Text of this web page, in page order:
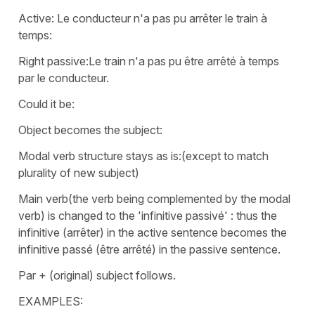
Active: Le conducteur n'a pas pu arrêter le train à
temps:
Right passive:Le train n'a pas pu être arrêté à temps
par le conducteur.
Could it be:
Object becomes the subject:
Modal verb structure stays as is:(except to match
plurality of new subject)
Main verb(the verb being complemented by the modal
verb) is changed to the 'infinitive passivé' : thus the
infinitive (arrêter) in the active sentence becomes the
infinitive passé (être arrêté) in the passive sentence.
Par + (original) subject follows.
EXAMPLES: